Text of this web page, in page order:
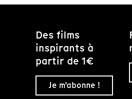
Des films
inspirants à
partir de 1€
Je m'abonne !